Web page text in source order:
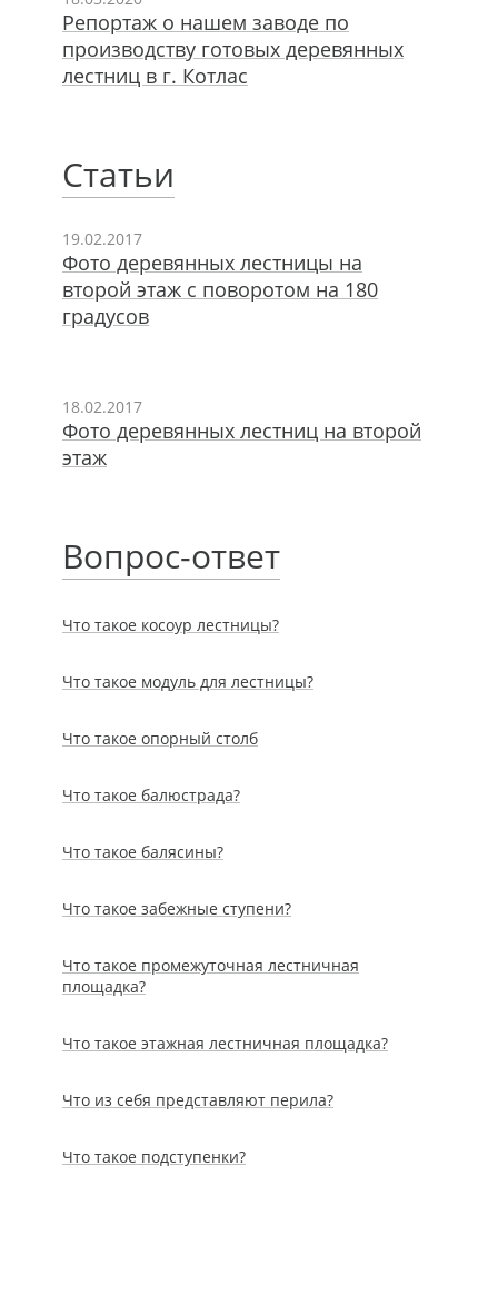
Репортаж о нашем заводе по
производству готовых деревянных
лестниц в г. Котлас
Статьи
19.02.2017
Фото деревянных лестницы на
второй этаж с поворотом на 180
градусов
18.02.2017
Фото деревянных лестниц на второй
этаж
Вопрос-ответ
Что такое косоур лестницы?
Что такое модуль для лестницы?
Что такое опорный столб
Что такое балюстрада?
Что такое балясины?
Что такое забежные ступени?
Что такое промежуточная лестничная
площадка?
Что такое этажная лестничная площадка?
Что из себя представляют перила?
Что такое подступенки?